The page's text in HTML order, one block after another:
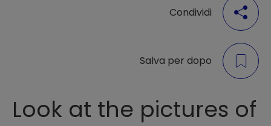
Condividi
Salva per dopo
Look at the pictures of